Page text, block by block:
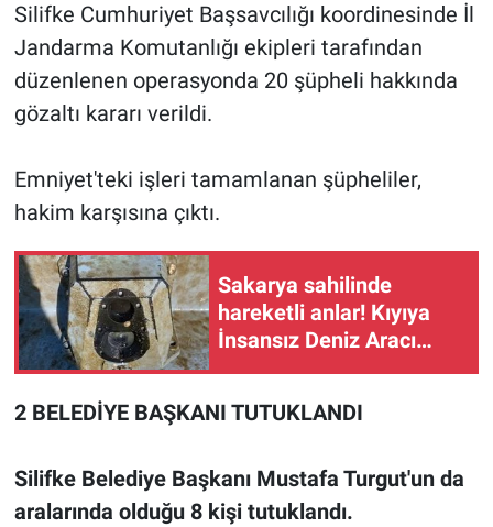
Silifke Cumhuriyet Başsavcılığı koordinesinde İl
Jandarma Komutanlığı ekipleri tarafından
düzenlenen operasyonda 20 şüpheli hakkında
gözaltı kararı verildi.
Emniyet'teki işleri tamamlanan şüpheliler,
hakim karşısına çıktı.
Sakarya sahilinde
hareketli anlar! Kıyıya
İnsansız Deniz Aracı
2 BELEDİYE BAŞKANI TUTUKLANDI
Silifke Belediye Başkanı Mustafa Turgut'un da
aralarında olduğu 8 kişi tutuklandı.